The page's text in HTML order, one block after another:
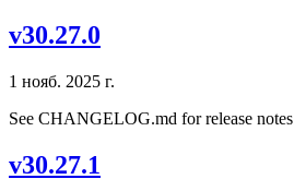
v30.27.0
1 нояб. 2025 г.
See CHANGELOG.md for release notes
v30.27.1